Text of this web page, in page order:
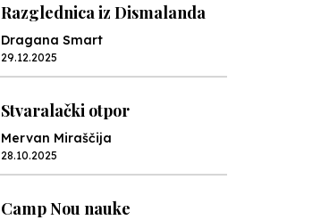
Razglednica iz Dismalanda
Dragana Smart
29.12.2025
Stvaralački otpor
Mervan Miraščija
28.10.2025
Camp Nou nauke